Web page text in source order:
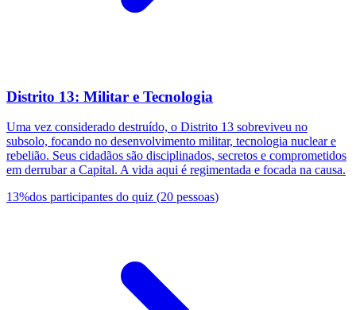
Distrito 13: Militar e Tecnologia
Uma vez considerado destruído, o Distrito 13 sobreviveu no
subsolo, focando no desenvolvimento militar, tecnologia nuclear e
rebelião. Seus cidadãos são disciplinados, secretos e comprometidos
em derrubar a Capital. A vida aqui é regimentada e focada na causa.
13%dos participantes do quiz (20 pessoas)